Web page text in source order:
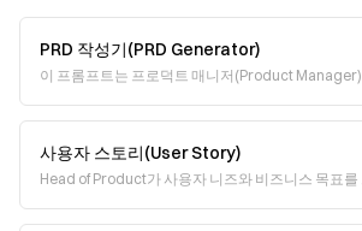
PRD 작성기(PRD Generator)
이 프롬프트는 프로덕트 매니저(Product
사용자 스토리(User Story)
Head of Product가 사용자 니즈와 비즈니스 목표를